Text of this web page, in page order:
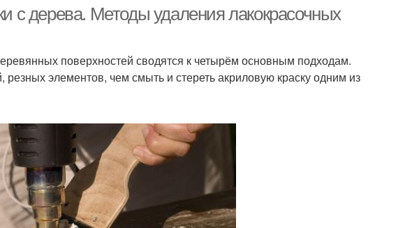
с дерева. Методы удаления лакокрасочных
поверхностей сводятся к четырём основным подходам.
резных элементов, чем смыть и стереть акриловую краску одним из